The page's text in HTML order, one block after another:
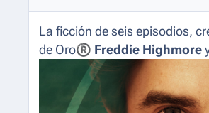
La ficción de seis episodios,
de Oro® Freddie Highmore